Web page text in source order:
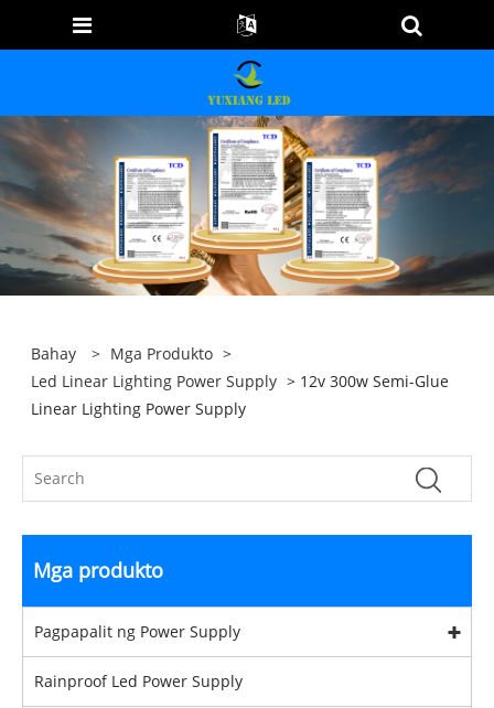
Bahay > Mga Produkto >
Led Linear Lighting Power Supply > 12v 300w Semi-Glue
Linear Lighting Power Supply
Mga produkto
Pagpapalit ng Power Supply
Rainproof Led Power Supply